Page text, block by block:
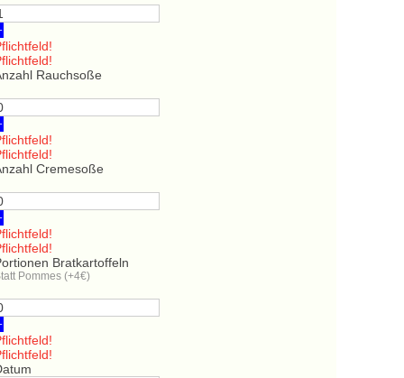
Rauchsoße
Cremesoße
Bratkartoffeln
Pommes (+4€)